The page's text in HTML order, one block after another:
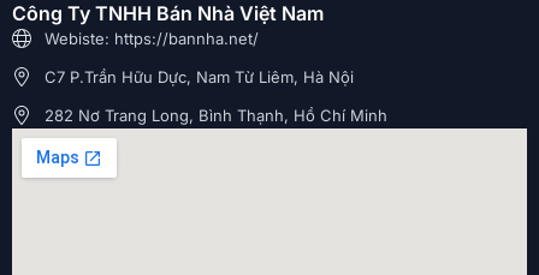
Công Ty TNHH Bán Nhà Việt Nam
Webiste: https://bannha.net/
C7 P.Trần Hữu Dực, Nam Từ Liêm, Hà Nội
282 Nơ Trang Long, Bình Thạnh, Hồ Chí Minh